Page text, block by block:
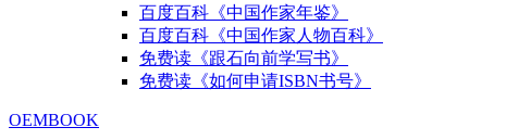
百度百科《中国作家年鉴》
百度百科《中国作家人物百科》
免费读《跟石向前学写书》
免费读《如何申请ISBN书号》
OEMBOOK